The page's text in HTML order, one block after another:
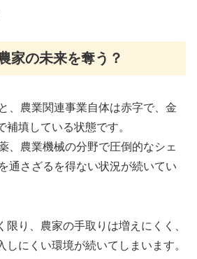
家の未来を奪う？
、農業関連事業自体は赤字で、金
補填している状態です。
、農業機械の分野で圧倒的なシェ
通さざるを得ない状況が続いてい
限り、農家の手取りは増えにくく、
しにくい環境が続いてしまいます。